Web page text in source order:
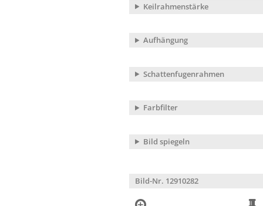
Keilrahmenstärke
Aufhängung
Schattenfugenrahmen
Farbfilter
Bild spiegeln
Bild-Nr. 12910282